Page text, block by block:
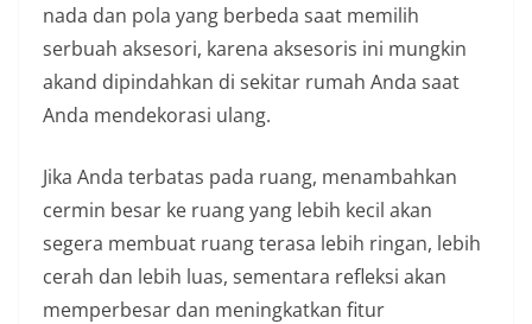
nada dan pola yang berbeda saat memilih
serbuah aksesori, karena aksesoris ini mungkin
akand dipindahkan di sekitar rumah Anda saat
Anda mendekorasi ulang.
Jika Anda terbatas pada ruang, menambahkan
cermin besar ke ruang yang lebih kecil akan
segera membuat ruang terasa lebih ringan, lebih
cerah dan lebih luas, sementara refleksi akan
memperbesar dan meningkatkan fitur